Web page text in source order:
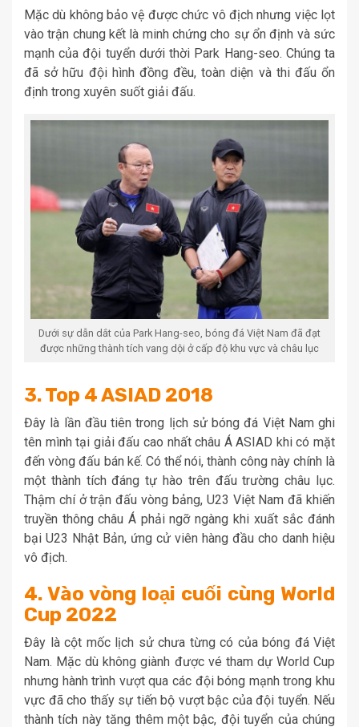
Mặc dù không bảo vệ được chức vô địch nhưng việc lọt
vào trận chung kết là minh chứng cho sự ổn định và sức
mạnh của đội tuyển dưới thời Park Hang-seo. Chúng ta
đã sở hữu đội hình đồng đều, toàn diện và thi đấu ổn
định trong xuyên suốt giải đấu.
Dưới sự dẫn dắt của Park Hang-seo, bóng đá Việt Nam đã đạt
được những thành tích vang dội ở cấp độ khu vực và châu lục
3. Top 4 ASIAD 2018
Đây là lần đầu tiên trong lịch sử bóng đá Việt Nam ghi
tên mình tại giải đấu cao nhất châu Á ASIAD khi có mặt
đến vòng đấu bán kế. Có thể nói, thành công này chính là
một thành tích đáng tự hào trên đấu trường châu lục.
Thậm chí ở trận đấu vòng bảng, U23 Việt Nam đã khiến
truyền thông châu Á phải ngỡ ngàng khi xuất sắc đánh
bại U23 Nhật Bản, ứng cử viên hàng đầu cho danh hiệu
vô địch.
4. Vào vòng loại cuối cùng World
Cup 2022
Đây là cột mốc lịch sử chưa từng có của bóng đá Việt
Nam. Mặc dù không giành được vé tham dự World Cup
nhưng hành trình vượt qua các đội bóng mạnh trong khu
vực đã cho thấy sự tiến bộ vượt bậc của đội tuyển. Nếu
thành tích này tăng thêm một bậc, đội tuyển của chúng